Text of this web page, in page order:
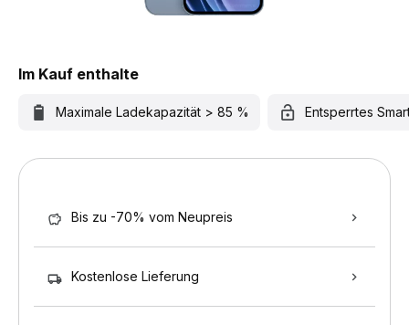
Im Kauf enthalte
Maximale Ladekapazität > 85 % Entsperrtes
Bis zu -70% vom Neupreis
Kostenlose Lieferung